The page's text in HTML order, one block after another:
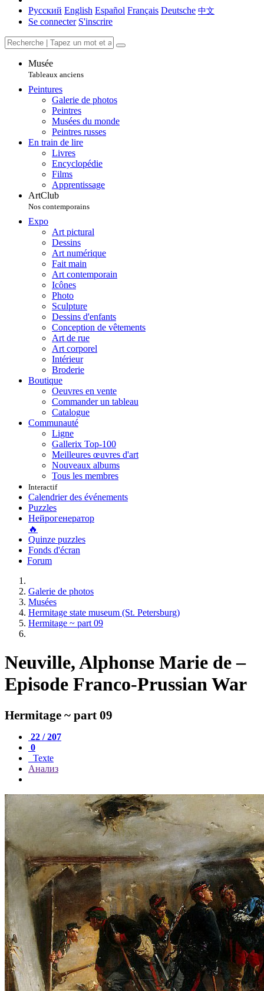
Русский English Español Français Deutsche 中文
Se connecter S'inscrire
Musée
Tableaux anciens
Peintures
Galerie de photos
Peintres
Musées du monde
Peintres russes
En train de lire
Livres
Encyclopédie
Films
Apprentissage
ArtClub
Nos contemporains
Expo
Art pictural
Dessins
Art numérique
Fait main
Art contemporain
Icônes
Photo
Sculpture
Dessins d'enfants
Conception de vêtements
Art de rue
Art corporel
Intérieur
Broderie
Boutique
Oeuvres en vente
Commander un tableau
Catalogue
Communauté
Ligne
Gallerix Top-100
Meilleures œuvres d'art
Nouveaux albums
Tous les membres
Interactif
Calendrier des événements
Puzzles
Нейрогенератор
🔥
Quinze puzzles
Fonds d'écran
Forum
Galerie de photos
Musées
Hermitage state museum (St. Petersburg)
Hermitage ~ part 09
Neuville, Alphonse Marie de –
Episode Franco-Prussian War
Hermitage ~ part 09
22 / 207
0
Texte
Анализ